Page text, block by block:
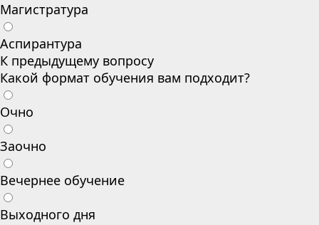
Магистратура
Аспирантура
К предыдущему вопросу
Какой формат обучения вам подходит?
Очно
Заочно
Вечернее обучение
Выходного дня